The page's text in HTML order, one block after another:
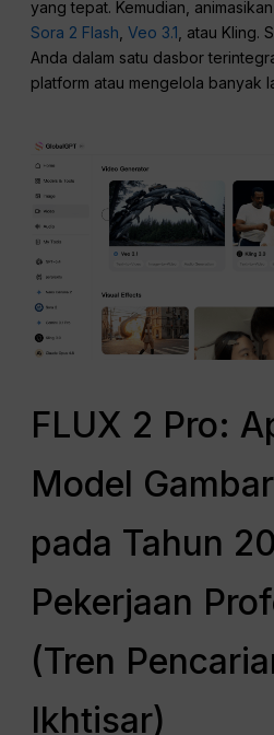
yang tepat. Kemudian,
Sora 2 Flash ,Veo 3.1 , atau
Anda dalam satu dasbor
platform atau mengelola banyak
FLUX 2 Pro:
Model
pada Tahun
Pekerjaan
(Tren
Ikhtisar)